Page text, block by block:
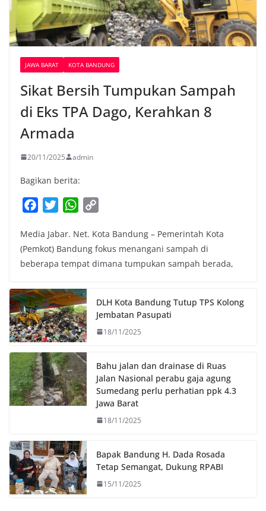
JAWA BARAT KOTA BANDUNG
Sikat Bersih Tumpukan Sampah
di Eks TPA Dago, Kerahkan 8
Armada
20/11/2025 admin
Bagikan berita:
c
e
b
o
k
i
t
t
r
W
a
t
s
p
p
p
y
L
n
k
Media Jabar. Net. Kota Bandung – Pemerintah Kota
(Pemkot) Bandung fokus menangani sampah di
beberapa tempat dimana tumpukan sampah berada,
DLH Kota Bandung Tutup TPS Kolong
Jembatan Pasupati
18/11/2025
Bahu jalan dan drainase di Ruas
Jalan Nasional perabu gaja agung
Sumedang perlu perhatian ppk 4.3
Jawa Barat
18/11/2025
Bapak Bandung H. Dada Rosada
Tetap Semangat, Dukung RPABI
15/11/2025